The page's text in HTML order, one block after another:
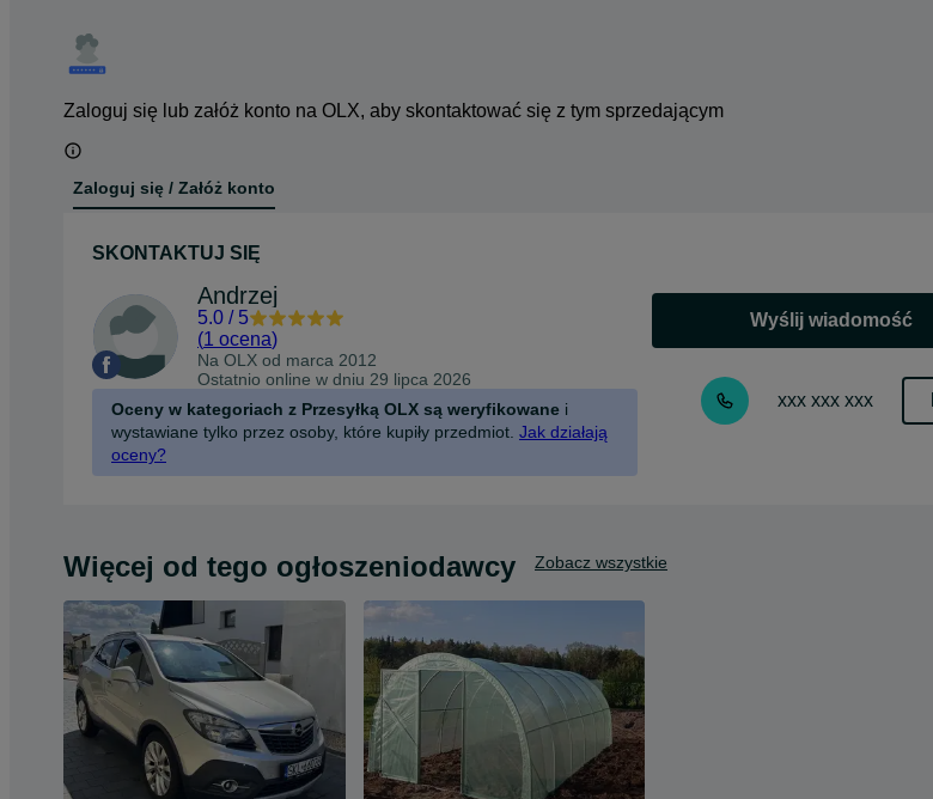
Zaloguj się lub załóż konto na OLX, aby skontaktować się z tym sprzedającym
Zaloguj się / Załóż konto
SKONTAKTUJ SIĘ
Andrzej
5.0 / 5
(1 ocena)
Na OLX od marca 2012
Ostatnio online w dniu 29 lipca 2026
Oceny w kategoriach z Przesyłką OLX są weryfikowane i
wystawiane tylko przez osoby, które kupiły przedmiot. Jak działają
oceny?
Wyślij wiadomość
xxx xxx xxx
Więcej od tego ogłoszeniodawcy Zobacz wszystkie